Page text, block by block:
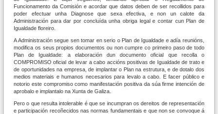
Funcionamento da Comisión e acordar que datos deben de ser recollidos para
poder efectuar unha Diagnose que sexa efectiva, e non un calote da
Administración para dar por concluída unha obriga legal e contar cun Plan de
Igualdade floreiro.
A Administración segue sen tomar en serio o Plan de Igualdade e adía reunións,
modifica os seus propios documentos ou non cumpre co primeiro paso de todo
Plan de Igualdade: a elaboración dun documento oficial que recolla o
COMPROMISO oficial de levar a cabo accións positivas de Igualdade de trato e
de oportunidades na empresa, de implantar o Plan na estrutura, e de dotalo dos
medios materiais e humanos necesarios para levalo a cabo. E facer público e
notorio este compromiso como manifestación positiva da súa firme intención de
aprobalo e implantalo na Xunta de Galiza.
Pero o que resulta intolerable é que se incumpran os dereitos de representación
e participación recoñecidos nas normas fundamentais e que non se convoque á